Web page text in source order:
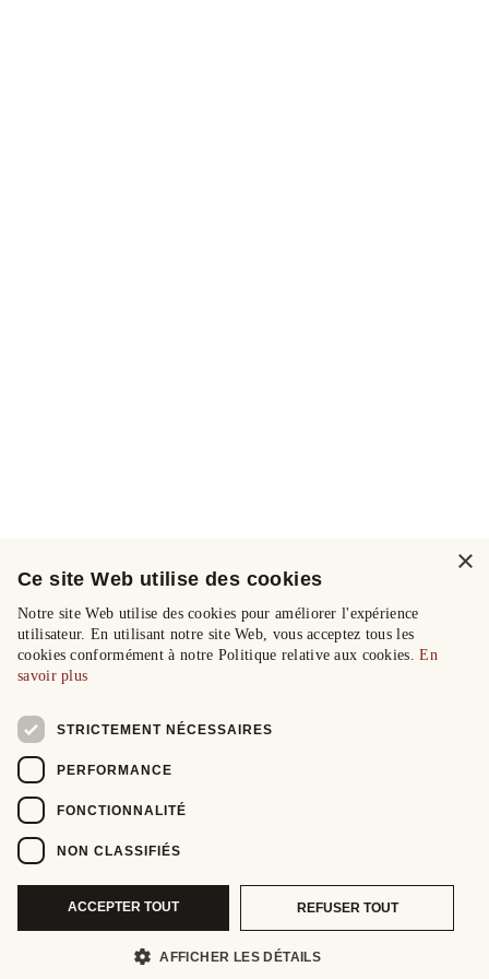
×
Ce site Web utilise des cookies
Notre site Web utilise des cookies pour améliorer l'expérience
utilisateur. En utilisant notre site Web, vous acceptez tous les
cookies conformément à notre Politique relative aux cookies.En
savoir plus
STRICTEMENT NÉCESSAIRES
PERFORMANCE
FONCTIONNALITÉ
NON CLASSIFIÉS
ACCEPTER TOUT REFUSER TOUT
AFFICHER LES DÉTAILS